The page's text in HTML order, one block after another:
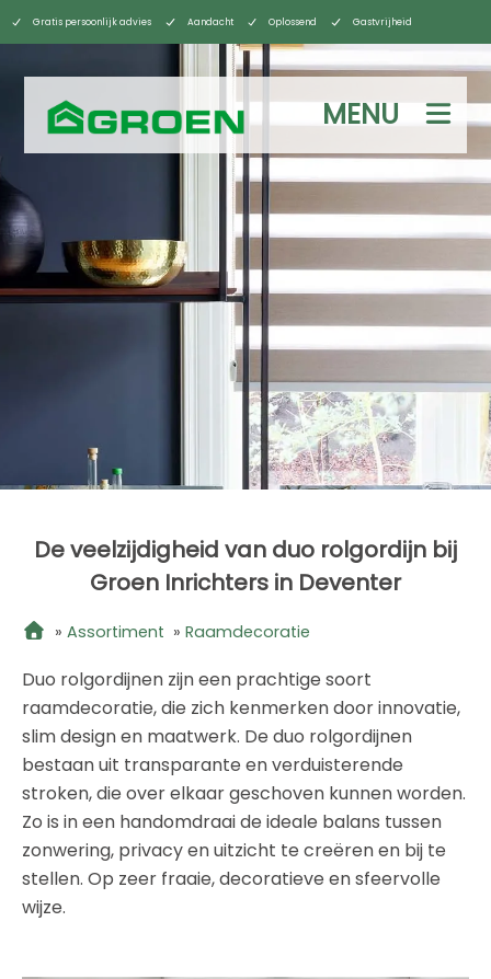
Gratis persoonlijk advies Aandacht Oplossend Gastvrijheid
MENU
De veelzijdigheid van duo rolgordijn bij
Groen Inrichters in Deventer
» Assortiment » Raamdecoratie
Duo rolgordijnen zijn een prachtige soort
raamdecoratie, die zich kenmerken door innovatie,
slim design en maatwerk. De duo rolgordijnen
bestaan uit transparante en verduisterende
stroken, die over elkaar geschoven kunnen worden.
Zo is in een handomdraai de ideale balans tussen
zonwering, privacy en uitzicht te creëren en bij te
stellen. Op zeer fraaie, decoratieve en sfeervolle
wijze.